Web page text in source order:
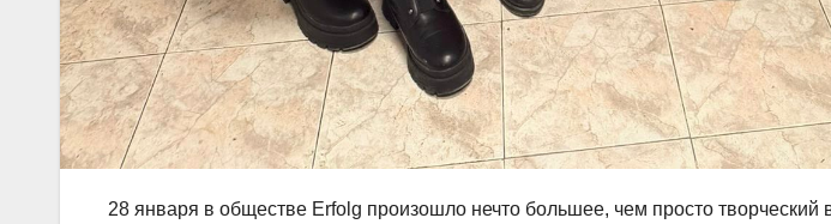
28 января в обществе Erfolg произошло нечто большее, чем просто